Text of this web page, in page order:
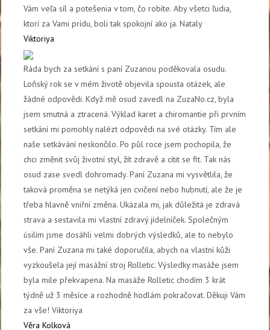
Vám veľa síl a potešenia v tom, čo robíte. Aby všetci ľudia,
ktorí za Vami prídu, boli tak spokojní ako ja. Nataly
Viktoriya
Ráda bych za setkání s paní Zuzanou poděkovala osudu.
Loňský rok se v mém životě objevila spousta otázek, ale
žádné odpovědi. Když mě osud zavedl na ZuzaNo.cz, byla
jsem smutná a ztracená. Výklad karet a chiromantie při prvním
setkání mi pomohly nalézt odpovědi na své otázky. Tím ale
naše setkávání neskončilo. Po půl roce jsem pochopila, že
chci změnit svůj životní styl, žít zdravě a cítit se fit. Tak nás
osud zase svedl dohromady. Paní Zuzana mi vysvětlila, že
taková proměna se netýká jen cvičení nebo hubnutí, ale že je
třeba hlavně vniřní změna. Ukázala mi, jak důležitá je zdravá
strava a sestavila mi vlastní zdravý jídelníček. Společným
úsilím jsme dosáhli velmi dobrých výsledků, ale to nebylo
vše. Paní Zuzana mi také doporučila, abych na vlastní kůži
vyzkoušela její masážní stroj Rolletic. Výsledky masáže jsem
byla mile překvapena. Na masáže Rolletic chodím 3 krát
týdně už 3 měsíce a rozhodně hodlám pokračovat. Děkuji Vám
za vše! Viktoriya
Věra Kolková